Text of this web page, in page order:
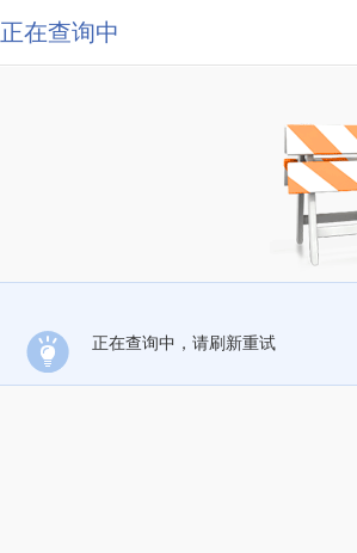
正在查询中
正在查询中，请刷新重试